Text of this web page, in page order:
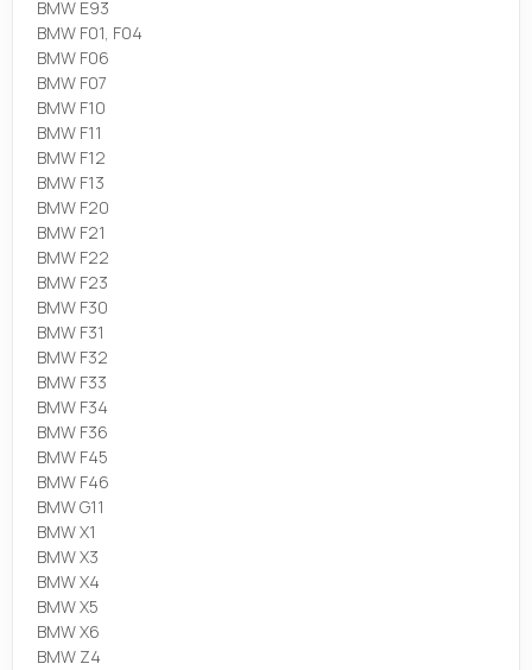
BMW E93
BMW F01, F04
BMW F06
BMW F07
BMW F10
BMW F11
BMW F12
BMW F13
BMW F20
BMW F21
BMW F22
BMW F23
BMW F30
BMW F31
BMW F32
BMW F33
BMW F34
BMW F36
BMW F45
BMW F46
BMW G11
BMW X1
BMW X3
BMW X4
BMW X5
BMW X6
BMW Z4